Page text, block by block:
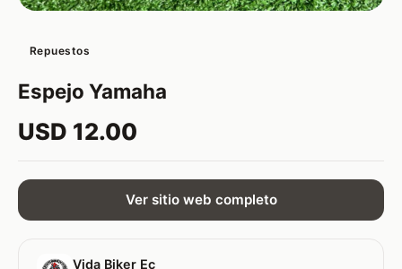
Repuestos
Espejo Yamaha
USD 12.00
Ver sitio web completo
Vida Biker Ec